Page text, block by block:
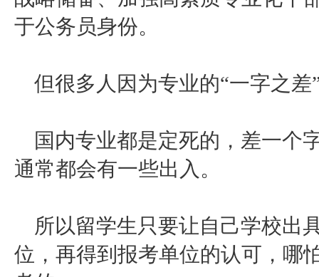
于公务员身份。
但很多人因为专业的“一字之
国内专业都是定死的，差一个
通常都会有一些出入。
所以留学生只要让自己学校出
位，再得到报考单位的认可，哪